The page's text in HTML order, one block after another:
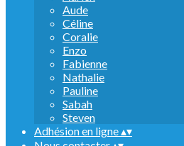
Aude
Céline
Coralie
Enzo
Fabienne
Nathalie
Pauline
Sabah
Steven
Adhésion en ligne▴▾